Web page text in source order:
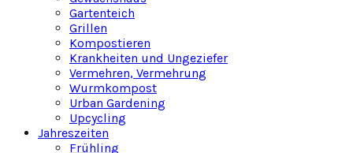
Gartenteich
Grillen
Kompostieren
Krankheiten und Ungeziefer
Vermehren, Vermehrung
Wurmkompost
Urban Gardening
Upcycling
Jahreszeiten
Frühling